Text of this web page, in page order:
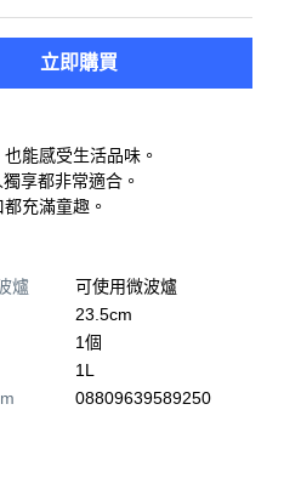
立即購買
能感受生活品味。
享都非常適合。
充滿童趣。
爐
可使用微波爐
23.5cm
1個
1L
08809639589250